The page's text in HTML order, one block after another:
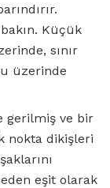
Küçük
sınır
üzerinde
gerilmiş ve bir
nokta dikişleri
eşit olarak